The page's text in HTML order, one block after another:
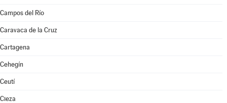
Campos del Río
Caravaca de la Cruz
Cartagena
Cehegín
Ceutí
Cieza